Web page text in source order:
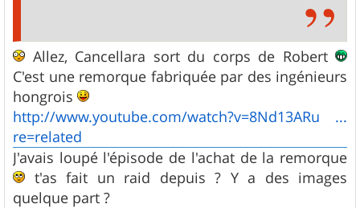
Allez, Cancellara sort du corps de Robert
C'est une remorque fabriquée par des ingénieurs
hongrois
http://www.youtube.com/watch?v=8Nd13ARu ...
re=related
J'avais loupé l'épisode de l'achat de la remorque
t'as fait un raid depuis ? Y a des images
quelque part ?